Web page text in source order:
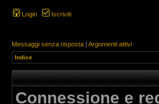
Login Iscriviti
Messaggi senza risposta | Argomenti attivi
Indice
Connessione e